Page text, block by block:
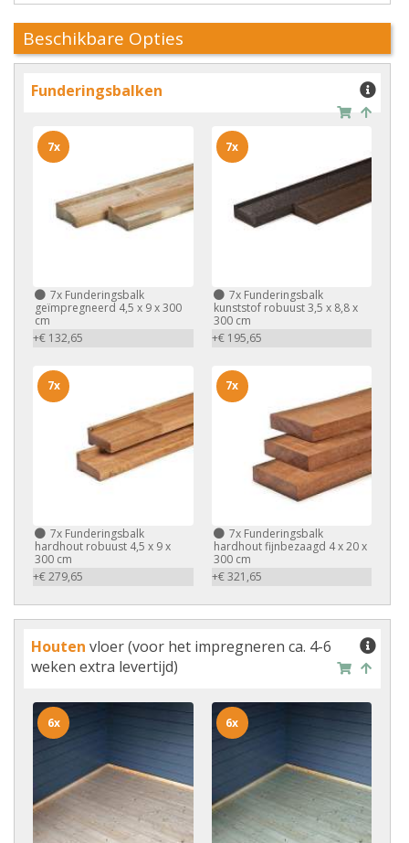
Beschikbare Opties
Funderingsbalken
7x Funderingsbalk
geïmpregneerd 4,5 x 9 x 300
cm
+€ 132,65
7x
7xFunderingsbalk
kunststof robuust 3,5 x 8,8 x
300 cm
+€ 195,65
7x
7x Funderingsbalk
hardhout robuust 4,5 x 9 x
300 cm
+€ 279,65
7x
7xFunderingsbalk
hardhout fijnbezaagd 4 x 20 x
300 cm
+€ 321,65
7x
Houten vloer (voor het impregneren ca. 4-6
weken extra levertijd)
6x 6x